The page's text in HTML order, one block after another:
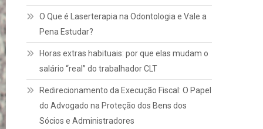
O Que é Laserterapia na Odontologia e Vale a
Pena Estudar?
Horas extras habituais: por que elas mudam o
salário “real” do trabalhador CLT
Redirecionamento da Execução Fiscal: O Papel
do Advogado na Proteção dos Bens dos
Sócios e Administradores